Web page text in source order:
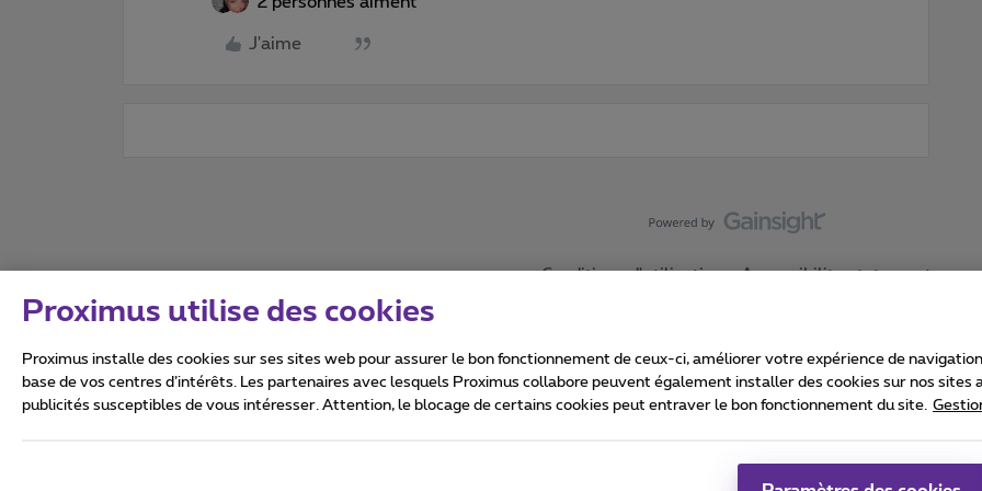
J'aime
Conditions d'utilisation Accessibility statement
Tous droits réservés. ©2026Proximus
Proximus utilise des cookies
Proximus installe des cookies sur ses sites web pour assurer le bon fonctionnement de ceux-ci, améliorer votre expérience de
base de vos centres d’intérêts. Les partenaires avec lesquels Proximus collabore peuvent également installer des cookies sur nos sites
publicités susceptibles de vous intéresser. Attention, le blocage de certains cookies peut entraver le bon fonctionnement du site.